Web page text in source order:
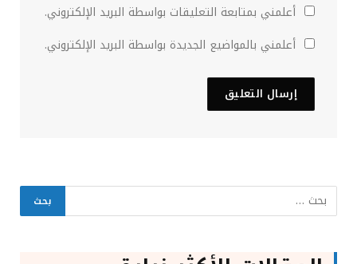
أعلمني بمتابعة التعليقات بواسطة البريد الإلكتروني.
أعلمني بالمواضيع الجديدة بواسطة البريد الإلكتروني.